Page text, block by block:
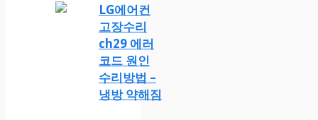
LG에어컨
고장수리
ch29 에러
코드 원인
수리방법 –
냉방 약해짐